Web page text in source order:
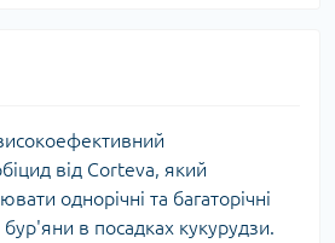
від Corteva, який
однорічні та багаторічні
бур'яни в посадках кукурудзи.